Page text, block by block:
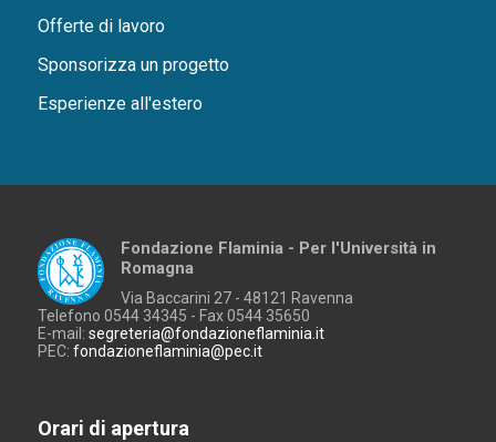
Offerte di lavoro
Sponsorizza un progetto
Esperienze all'estero
Fondazione Flaminia - Per l'Università in
Romagna
Via Baccarini 27 - 48121 Ravenna
Telefono 0544 34345 - Fax 0544 35650
E-mail:segreteria@fondazioneflaminia.it
PEC:fondazioneflaminia@pec.it
Orari di apertura